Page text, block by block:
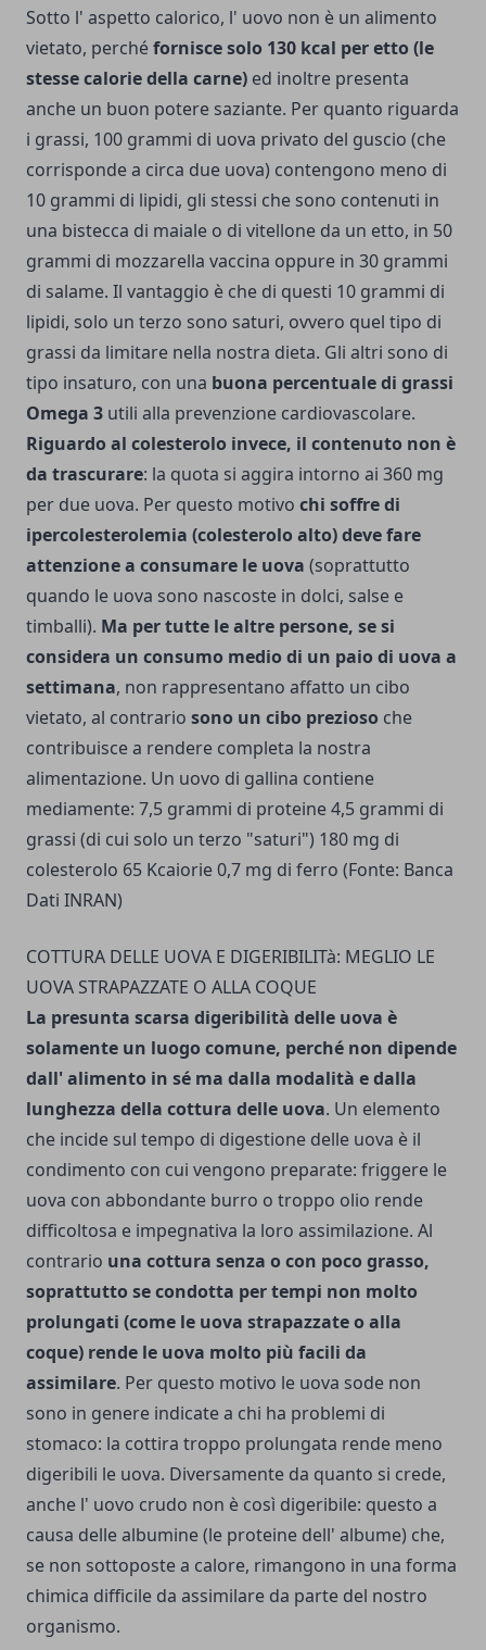
Sotto l' aspetto calorico, l' uovo non è un alimento
vietato, perchéfornisce solo 130 kcal per etto (le
stesse calorie della carne) ed inoltre presenta
anche un buon potere saziante. Per quanto riguarda
i grassi, 100 grammi di uova privato del guscio (che
corrisponde a circa due uova) contengono meno di
10 grammi di lipidi, gli stessi che sono contenuti in
una bistecca di maiale o di vitellone da un etto, in 50
grammi di mozzarella vaccina oppure in 30 grammi
di salame. Il vantaggio è che di questi 10 grammi di
lipidi, solo un terzo sono saturi, ovvero quel tipo di
grassi da limitare nella nostra dieta. Gli altri sono di
tipo insaturo, con una buona percentuale di grassi
Omega 3 utili alla prevenzione cardiovascolare.
Riguardo al colesterolo invece, il contenuto non è
da trascurare: la quota si aggira intorno ai 360 mg
per due uova. Per questo motivo chi soffre di
ipercolesterolemia (colesterolo alto) deve fare
attenzione a consumare le uova (soprattutto
quando le uova sono nascoste in dolci, salse e
timballi). Ma per tutte le altre persone, se si
considera un consumo medio di un paio di uova a
settimana, non rappresentano affatto un cibo
vietato, al contrario sono un cibo prezioso che
contribuisce a rendere completa la nostra
alimentazione. Un uovo di gallina contiene
mediamente: 7,5 grammi di proteine 4,5 grammi di
grassi (di cui solo un terzo "saturi") 180 mg di
colesterolo 65 Kcaiorie 0,7 mg di ferro (Fonte: Banca
Dati INRAN)
COTTURA DELLE UOVA E DIGERIBILITà: MEGLIO LE
UOVA STRAPAZZATE O ALLA COQUE
La presunta scarsa digeribilità delle uova è
solamente un luogo comune, perché non dipende
dall' alimento in sé ma dalla modalità e dalla
lunghezza della cottura delle uova. Un elemento
che incide sul tempo di digestione delle uova è il
condimento con cui vengono preparate: friggere le
uova con abbondante burro o troppo olio rende
difficoltosa e impegnativa la loro assimilazione. Al
contrario una cottura senza o con poco grasso,
soprattutto se condotta per tempi non molto
prolungati (come le uova strapazzate o alla
coque) rende le uova molto più facili da
assimilare. Per questo motivo le uova sode non
sono in genere indicate a chi ha problemi di
stomaco: la cottira troppo prolungata rende meno
digeribili le uova. Diversamente da quanto si crede,
anche l' uovo crudo non è così digeribile: questo a
causa delle albumine (le proteine dell' albume) che,
se non sottoposte a calore, rimangono in una forma
chimica difficile da assimilare da parte del nostro
organismo.